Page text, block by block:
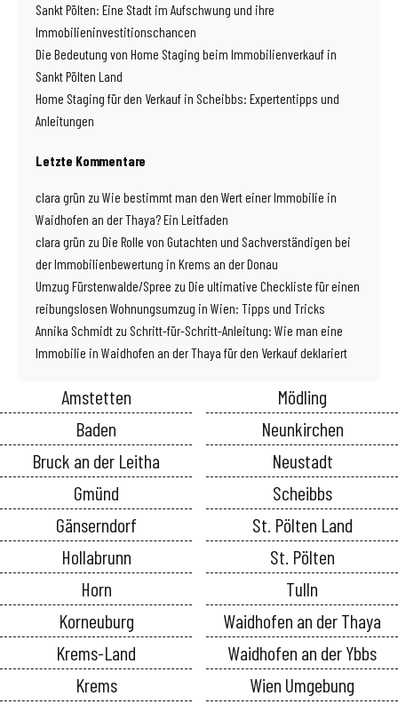
Sankt Pölten: Eine Stadt im Aufschwung und ihre
Immobilieninvestitionschancen
Die Bedeutung von Home Staging beim Immobilienverkauf in
Sankt Pölten Land
Home Staging für den Verkauf in Scheibbs: Expertentipps und
Anleitungen
Letzte Kommentare
clara grün zu Wie bestimmt man den Wert einer Immobilie in
Waidhofen an der Thaya? Ein Leitfaden
clara grün zu Die Rolle von Gutachten und Sachverständigen bei
der Immobilienbewertung in Krems an der Donau
Umzug Fürstenwalde/Spree zu Die ultimative Checkliste für einen
reibungslosen Wohnungsumzug in Wien: Tipps und Tricks
Annika Schmidt zu Schritt-für-Schritt-Anleitung: Wie man eine
Immobilie in Waidhofen an der Thaya für den Verkauf deklariert
Amstetten
Baden
Bruck an der Leitha
Gmünd
Gänserndorf
Hollabrunn
Horn
Korneuburg
Krems-Land
Krems
Mödling
Neunkirchen
Neustadt
Scheibbs
St. Pölten Land
St. Pölten
Tulln
Waidhofen an der Thaya
Waidhofen an der Ybbs
Wien Umgebung